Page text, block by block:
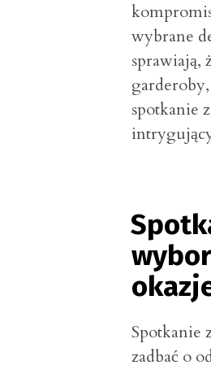
wybrane
sprawiają,
spotkanie
Spotkanie
zadbać o